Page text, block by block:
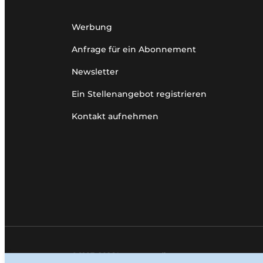
Werbung
Anfrage für ein Abonnement
Newsletter
Ein Stellenangebot registrieren
Kontakt aufnehmen
© 1987–2026 Louwersmediagroep.